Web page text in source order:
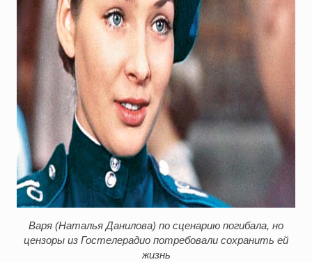
Варя (Наталья Данилова) по сценарию погибала, но
цензоры из Гостелерадио потребовали сохранить ей
жизнь